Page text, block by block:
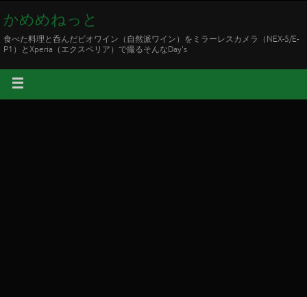
かめめねっと
食べた料理と呑んだビオワイン（自然派ワイン）をミラーレスカメラ（NEX-5/E-
P1）とXperia（エクスペリア）で撮るそんなDay's